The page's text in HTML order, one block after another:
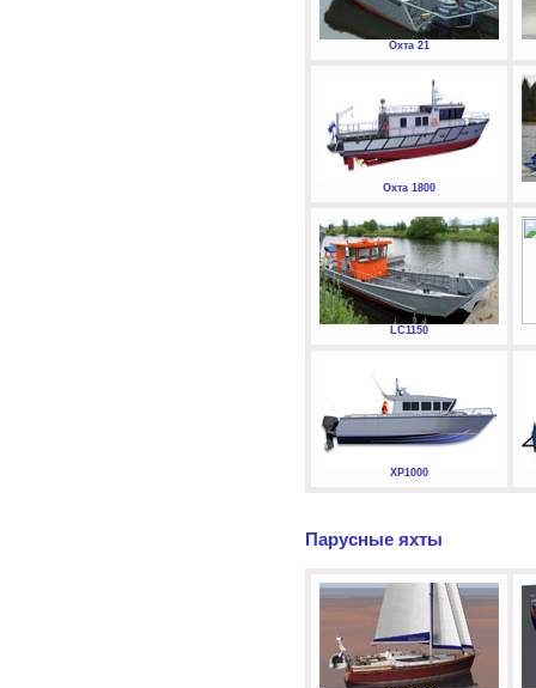
Охта 21
Охта 1800
LC1150
XP1000
Парусные яхты